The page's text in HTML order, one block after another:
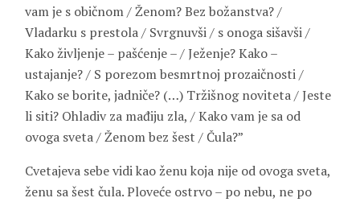
vam je s običnom / Ženom? Bez božanstva? /
Vladarku s prestola / Svrgnuvši / s onoga sišavši /
Kako življenje – pašćenje – / Ježenje? Kako –
ustajanje? / S porezom besmrtnoj prozaičnosti /
Kako se borite, jadniče? (…) Tržišnog noviteta / Jeste
li siti? Ohladiv za mađiju zla, / Kako vam je sa od
ovoga sveta / Ženom bez šest / Čula?”
Cvetajeva sebe vidi kao ženu koja nije od ovoga sveta,
ženu sa šest čula. Ploveće ostrvo – po nebu, ne po